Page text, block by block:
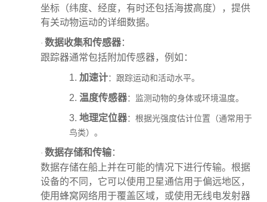
坐标（纬度、经度，有时还包括海拔高度），提供
有关动物运动的详细数据。
· 数据收集和传感器：
跟踪器通常包括附加传感器，例如：
1. 加速计：跟踪运动和活动水平。
2. 温度传感器：监测动物的身体或环境温度。
3. 地理定位器：根据光强度估计位置（通常用于
鸟类）。
· 数据存储和传输：
数据存储在船上并在可能的情况下进行传输。根据
设备的不同，它可以使用卫星通信用于偏远地区，
使用蜂窝网络用于覆盖区域，或使用无线电发射器